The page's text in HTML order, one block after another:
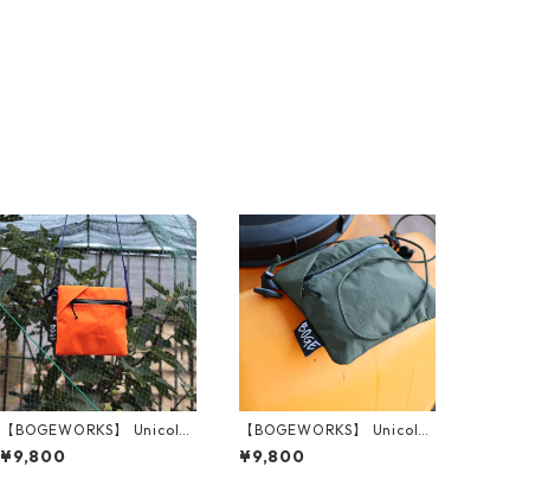
【BOGEWORKS】 Unicolor
ed pouch (Neon Orange)
¥9,800
【BOGEWORKS】 Unicolor
ed pouch (Olive)
¥9,800